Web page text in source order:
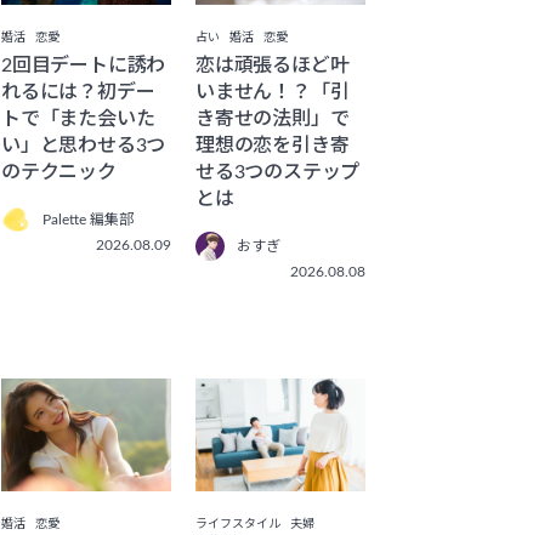
婚活 恋愛
2回目デートに誘わ
れるには？初デー
トで「また会いた
い」と思わせる3つ
のテクニック
Palette 編集部
2026.08.09
占い 婚活 恋愛
恋は頑張るほど叶
いません！？「引
き寄せの法則」で
理想の恋を引き寄
せる3つのステップ
とは
おすぎ
2026.08.08
婚活 恋愛 ライフスタイル
夫婦